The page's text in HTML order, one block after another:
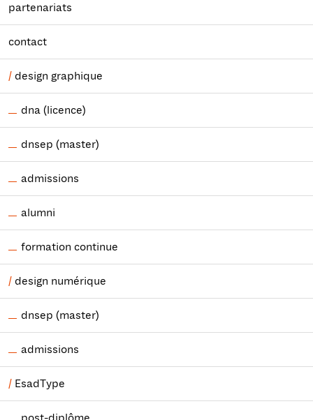
partenariats
contact
design graphique
dna (licence)
dnsep (master)
admissions
alumni
formation continue
design numérique
dnsep (master)
admissions
EsadType